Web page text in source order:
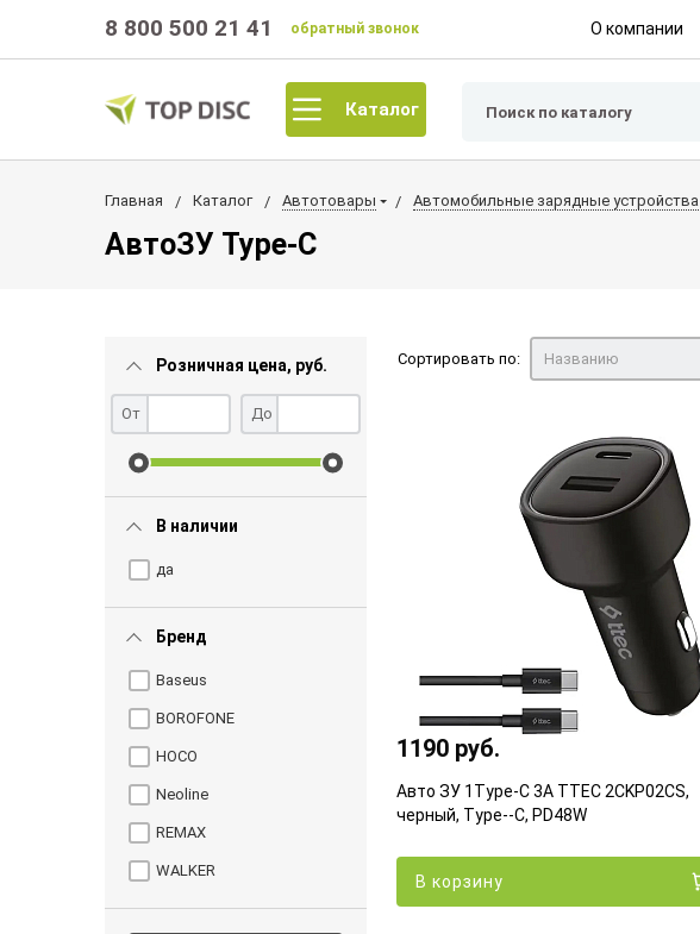
8 800 500 21 41 обратный звонок О компании
Каталог
Главная Каталог Автотовары Автомобильные зарядные устройства
АвтоЗУ Type-C
Розничная цена, руб.
От До
В наличии
да
Бренд
Baseus
BOROFONE
HOCO
Neoline
REMAX
WALKER
Сортировать по: Названию
1190 руб.
Авто ЗУ 1Type-C 3A TTEC 2CKP02CS,
черный, Type--C, PD48W
В корзину